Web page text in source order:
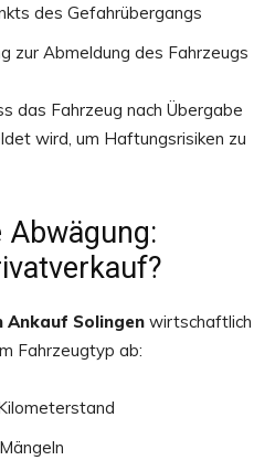
des Gefahrübergangs
zur Abmeldung des Fahrzeugs
das Fahrzeug nach Übergabe
wird, um Haftungsrisiken zu
Ankauf Solingen wirtschaftlich
Fahrzeugtyp ab: